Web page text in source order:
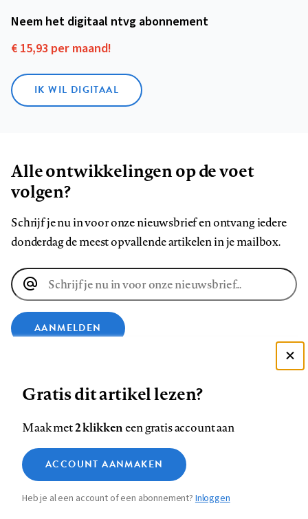
Neem het digitaal ntvg abonnement
€ 15,93 per maand!
IK WIL DIGITAAL
Alle ontwikkelingen op de voet
volgen?
Schrijf je nu in voor onze nieuwsbrief en ontvang iedere
donderdag de meest opvallende artikelen in je mailbox.
E-
mailadres
AANMELDEN
op
Facebook
op
LinkedIn
op
Bluesky
ons
op
InstagramYouTube
Footer
Contact Colofon Disclaimer Privacy
Medische vragen verdienen
betrouwbare antwoorden
Zie onze cookie policy
Analytische cookies
Marketing cookies
Gratis dit artikel lezen?
Maak met2 klikkeneen gratis account aan
ACCOUNT AANMAKEN
Heb je al een account of een abonnement?Inloggen